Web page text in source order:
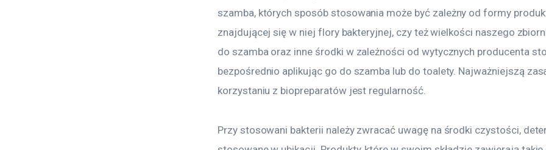
szamba, których sposób stosowania może być zależny od formy
znajdującej się w niej flory bakteryjnej, czy też wielkości naszego
do szamba oraz inne środki w zależności od wytycznych producenta
bezpośrednio aplikując go do szamba lub do toalety. Najważniejszą
korzystaniu z biopreparatów jest regularność.
Przy stosowani bakterii należy zwracać uwagę na środki czystości,